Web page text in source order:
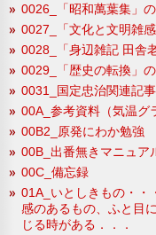
0026_「昭和萬葉集」
0027_「文化と文明雑
0028_「身辺雑記 田舎
0029_「歴史の転換」
0031_国定忠治関連記
00A_参考資料（気温グ
00B2_原発にわか勉強
00B_出番無きマニュア
00C_備忘録
01A_いとしきもの・・
感のあるもの、ふと目
じる時がある．．．